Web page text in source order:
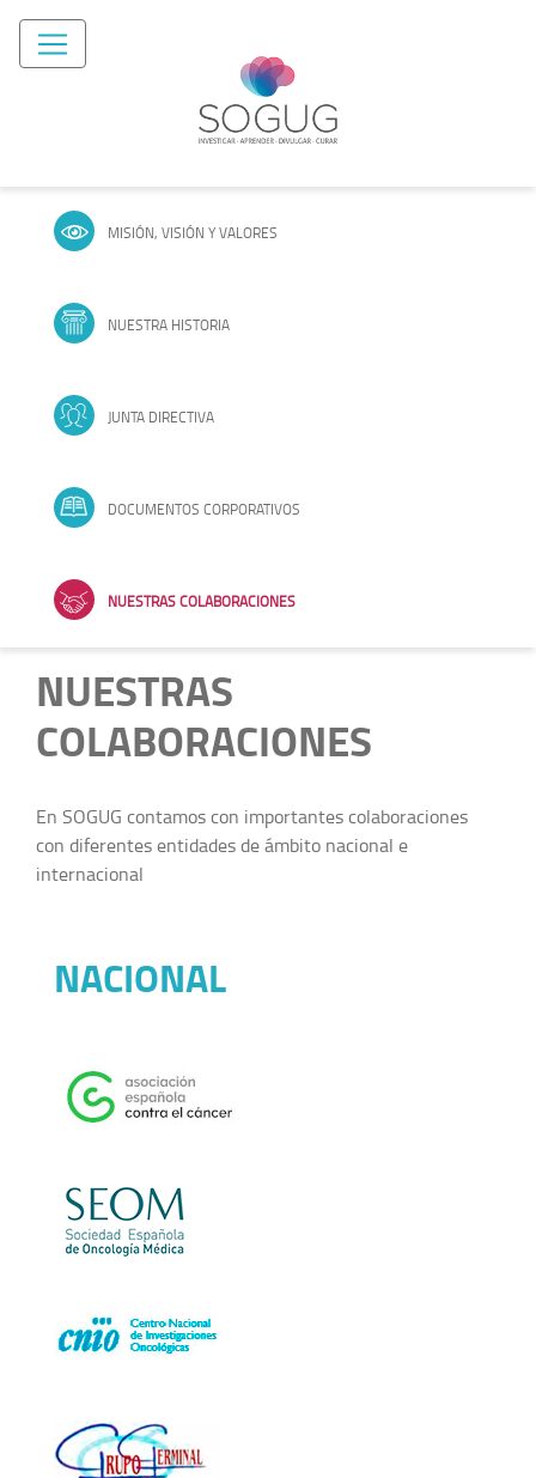
MISIÓN, VISIÓN Y VALORES
NUESTRA HISTORIA
JUNTA DIRECTIVA
DOCUMENTOS CORPORATIVOS
NUESTRAS COLABORACIONES
NUESTRAS
COLABORACIONES
En SOGUG contamos con importantes colaboraciones
con diferentes entidades de ámbito nacional e
internacional
NACIONAL